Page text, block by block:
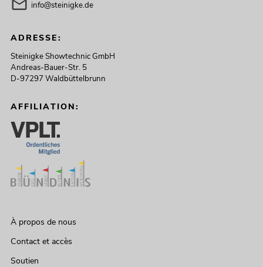
info@steinigke.de
ADRESSE:
Steinigke Showtechnic GmbH
Andreas-Bauer-Str. 5
D-97297 Waldbüttelbrunn
AFFILIATION:
À propos de nous
Contact et accès
Soutien